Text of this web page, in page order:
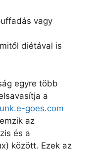
vagy
diétával is
egyre több
a
goes.com
az
és a
között. Ezek az